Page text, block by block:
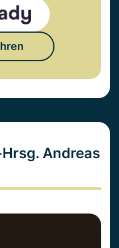
Andreas